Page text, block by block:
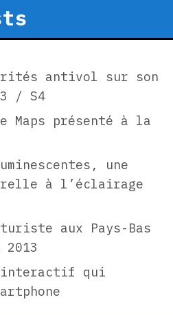
antivol sur son
/ S4
Maps présenté à la
une
à l’éclairage
aux Pays-Bas
interactif qui